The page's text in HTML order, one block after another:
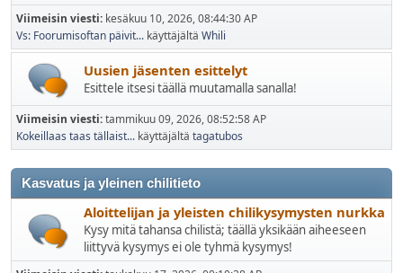
Viimeisin viesti: kesäkuu 10, 2026, 08:44:30 AP
Vs: Foorumisoftan päivit... käyttäjältä Whili
Uusien jäsenten esittelyt
Esittele itsesi täällä muutamalla sanalla!
Viimeisin viesti:tammikuu 09, 2026, 08:52:58 AP
Kokeillaas taas tällaist... käyttäjältä tagatubos
Kasvatus ja yleinen chilitieto
Aloittelijan ja yleisten chilikysymysten nurkka
Kysy mitä tahansa chilistä; täällä yksikään aiheeseen
liittyvä kysymys ei ole tyhmä kysymys!